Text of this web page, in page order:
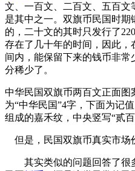
文、一百文、二百文、五百
是其中之一。双旗币民国时
的，二十文的其时只发行了
存在了几十年的时间，因此，
间内，能保留下来的钱币非
分稀少了。
中华民国双旗币两百文正面
为“中华民国”4字，下面为记
组成的嘉禾纹，中央竖写“贰百
但是，民国双旗币真实市场
其实类似的问题回答了很